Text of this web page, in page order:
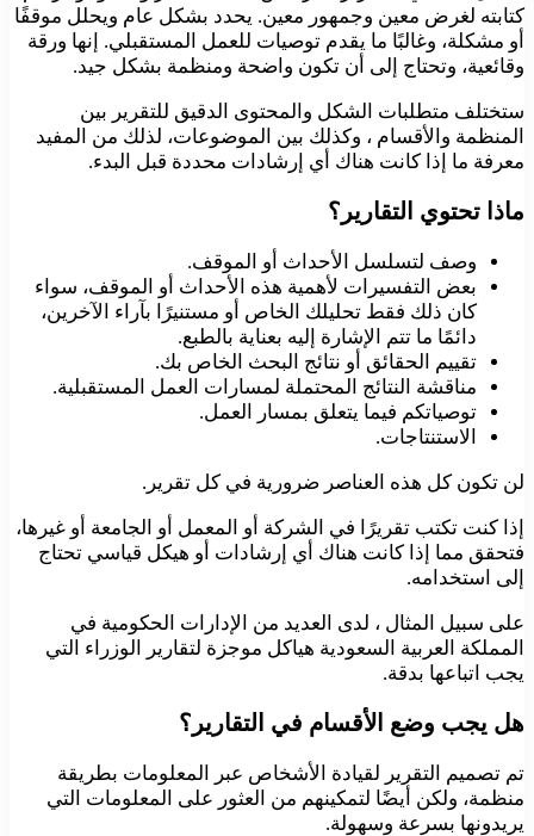
كتابته لغرض معين وجمهور معين. يحدد بشكل عام ويحلل موقفًا
أو مشكلة، وغالبًا ما يقدم توصيات للعمل المستقبلي. إنها ورقة
وقائعية، وتحتاج إلى أن تكون واضحة ومنظمة بشكل جيد.
ستختلف متطلبات الشكل والمحتوى الدقيق للتقرير بين
المنظمة والأقسام ، وكذلك بين الموضوعات، لذلك من المفيد
معرفة ما إذا كانت هناك أي إرشادات محددة قبل البدء.
ماذا تحتوي التقارير؟
وصف لتسلسل الأحداث أو الموقف.
بعض التفسيرات لأهمية هذه الأحداث أو الموقف، سواء
كان ذلك فقط تحليلك الخاص أو مستنيرًا بآراء الآخرين،
دائمًا ما تتم الإشارة إليه بعناية بالطبع.
تقييم الحقائق أو نتائج البحث الخاص بك.
مناقشة النتائج المحتملة لمسارات العمل المستقبلية.
توصياتكم فيما يتعلق بمسار العمل.
الاستنتاجات.
لن تكون كل هذه العناصر ضرورية في كل تقرير.
إذا كنت تكتب تقريرًا في الشركة أو المعمل أو الجامعة أو غيرها،
فتحقق مما إذا كانت هناك أي إرشادات أو هيكل قياسي تحتاج
إلى استخدامه.
على سبيل المثال ، لدى العديد من الإدارات الحكومية في
المملكة العربية السعودية هياكل موجزة لتقارير الوزراء التي
يجب اتباعها بدقة.
هل يجب وضع الأقسام في التقارير؟
تم تصميم التقرير لقيادة الأشخاص عبر المعلومات بطريقة
منظمة، ولكن أيضًا لتمكينهم من العثور على المعلومات التي
يريدونها بسرعة وسهولة.